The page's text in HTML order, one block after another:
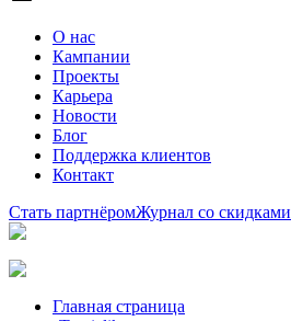
О нас
Кампании
Проекты
Карьера
Новости
Блог
Поддержка клиентов
Контакт
Стать партнёромЖурнал со скидками
Главная страница